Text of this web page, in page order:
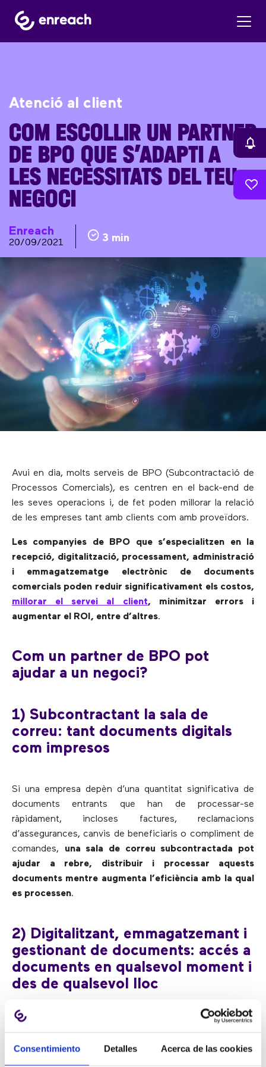
Consentimiento Detalles Acerca de las cookies
Atenció al client
COM ESCOLLIR UN PARTNER
DE BPO QUE S’ADAPTI A
LES NECESSITATS DEL TEU
NEGOCI
Enreach
20/09/2021 3 min
Avui en dia, molts serveis de BPO (Subcontractació de
Processos Comercials), es centren en el back-end de
les seves operacions i, de fet poden millorar la relació
de les empreses tant amb clients com amb proveïdors.
Les companyies de BPO que s’especialitzen en la
recepció, digitalització, processament, administració
i emmagatzematge electrònic de documents
comercials poden reduir significativament els costos,
millorar el servei al client, minimitzar errors i
augmentar el ROI, entre d’altres.
Com un partner de BPO pot
ajudar a un negoci?
1) Subcontractant la sala de
correu: tant documents digitals
com impresos
Si una empresa depèn d’una quantitat significativa de
documents entrants que han de processar-se
ràpidament, incloses factures, reclamacions
d’assegurances, canvis de beneficiaris o compliment de
comandes, una sala de correu subcontractada pot
ajudar a rebre, distribuir i processar aquests
documents mentre augmenta l’eficiència amb la qual
es processen.
2) Digitalitzant, emmagatzemant i
gestionant de documents: accés a
documents en qualsevol moment i
des de qualsevol lloc
Fins i tot després de processar els documents, una
emmagatzemar-los, recuperar-los, rastrejar-los i